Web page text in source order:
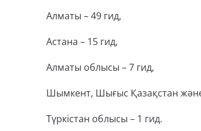
Алматы – 49 гид,
Астана – 15 гид,
Алматы облысы – 7 гид,
Шымкент, Шығыс Қазақстан
Түркістан облысы – 1 гид.